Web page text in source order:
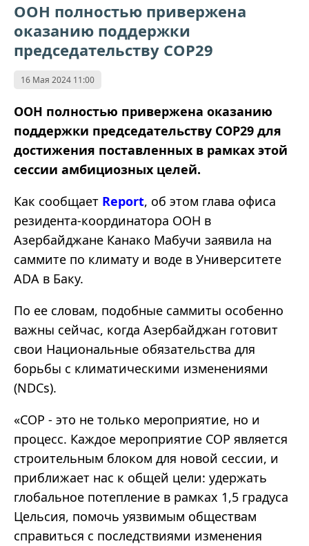
ООН полностью привержена
оказанию поддержки
председательству СОР29
16 Мая 2024 11:00
ООН полностью привержена оказанию
поддержки председательству СОР29 для
достижения поставленных в рамках этой
сессии амбициозных целей.
Как сообщает Report, об этом глава офиса
резидента-координатора ООН в
Азербайджане Канако Мабучи заявила на
саммите по климату и воде в Университете
ADA в Баку.
По ее словам, подобные саммиты особенно
важны сейчас, когда Азербайджан готовит
свои Национальные обязательства для
борьбы с климатическими изменениями
(NDCs).
«СОР - это не только мероприятие, но и
процесс. Каждое мероприятие СОР является
строительным блоком для новой сессии, и
приближает нас к общей цели: удержать
глобальное потепление в рамках 1,5 градуса
Цельсия, помочь уязвимым обществам
справиться с последствиями изменения